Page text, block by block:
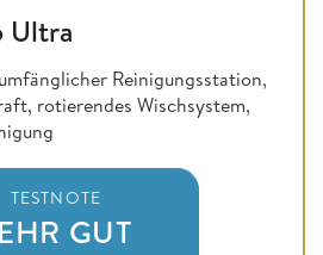
Ultra
Reinigungsstation,
rotierendes Wischsystem,
TESTNOTE
GUT